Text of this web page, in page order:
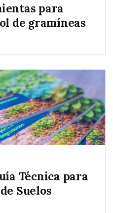
para
de gramíneas
Técnica para
Suelos